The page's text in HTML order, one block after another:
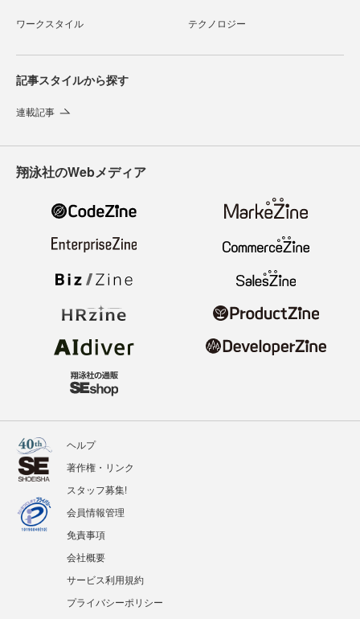
ワークスタイル テクノロジー
記事スタイルから探す
連載記事
翔泳社のWebメディア
ヘルプ
著作権・リンク
スタッフ募集!
会員情報管理
免責事項
会社概要
サービス利用規約
プライバシーポリシー